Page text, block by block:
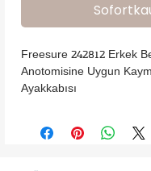
Freesure 242812 Erkek
Anotomisine Uygun
Ayakkabısı